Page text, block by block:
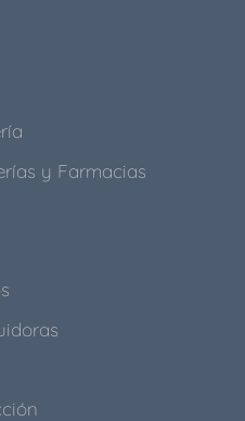
y Farmacias